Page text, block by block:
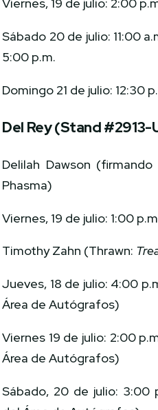
Viernes, 19 de julio: 2:00
Sábado 20 de julio: 11:00
5:00 p.m.
Domingo 21 de julio: 12:30
Del Rey (Stand #2913-
Delilah Dawson
Phasma)
Viernes, 19 de julio: 1:00
Timothy Zahn (Thrawn:
Jueves, 18 de julio: 4:00
Área de Autógrafos)
Viernes 19 de julio: 2:00
Área de Autógrafos)
Sábado, 20 de julio: 3:00